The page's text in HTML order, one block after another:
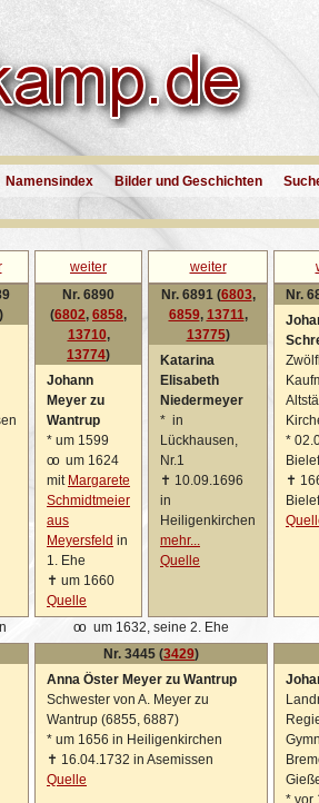
Namensindex Bilder und Geschichten
weiter weiter
)
Nr. 6890
(6802, 6858,
13710,
13774)
Johann
Meyer zu
Wantrup
* um 1599
oo um 1624
mit Margarete
Schmidtmeier
aus
Meyersfeld in
1. Ehe
✝ um 1660
Quelle
Nr. 6891 (6803,
6859, 13711,
13775)
Katarina
Elisabeth
Niedermeyer
* in
Lückhausen,
Nr.1
✝ 10.09.1696
in
Heiligenkirchen
mehr...
Quelle
Nr.
*
✝
oo um 1632, seine 2. Ehe
Nr. 3445 (3429)
Anna Öster Meyer zu Wantrup
Schwester von A. Meyer zu
Wantrup (6855, 6887)
* um 1656 in Heiligenkirchen
✝ 16.04.1732 in Asemissen
Quelle
* vor